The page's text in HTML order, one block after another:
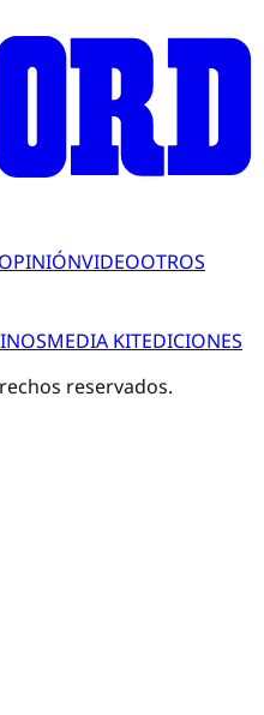
OPINIÓNVIDEOOTROS
MEDIA KITEDICIONES
reservados.